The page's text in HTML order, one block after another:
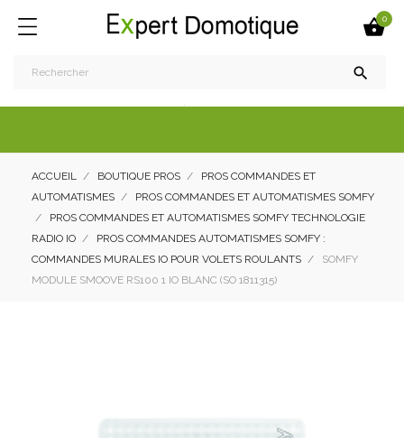
0

ACCUEIL BOUTIQUE PROS
PROS COMMANDES ET
AUTOMATISMES
PROS COMMANDES ET AUTOMATISMES SOMFY
PROS COMMANDES ET AUTOMATISMES SOMFY TECHNOLOGIE
RADIO IO
PROS COMMANDES AUTOMATISMES SOMFY :
COMMANDES MURALES IO POUR VOLETS ROULANTS
SOMFY
MODULE SMOOVE RS100 1 IO BLANC (SO 1811315)